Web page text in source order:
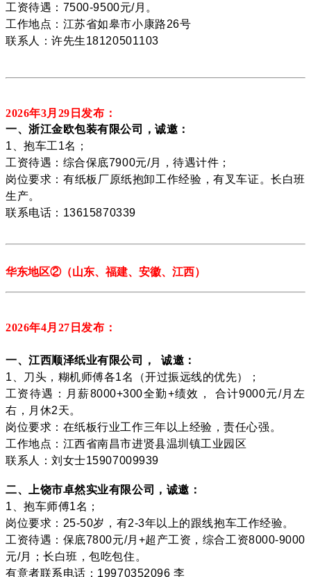
工资待遇：7500-9500元/月。
工作地点：江苏省如皋市小康路26号
联系人：许先生18120501103
2026年3月29 日发布：
一、浙江金欧包装有限公司，诚邀：
1、抱车工1名；
工资待遇：综合保底7900元/月，待遇计件；
岗位要求：有纸板厂原纸抱卸工作经验，有叉车证。长白班
生产。
联系电话：13615870339
华东地区②（山东、福建、安徽、江西）
2026年4月27 日发布：
一、江西顺泽纸业有限公司， 诚邀：
1、刀头，糊机师傅各1名（开过振远线的优先）；
工资待遇：月薪8000+300全勤+绩效， 合计9000元/月左
右，月休2天。
岗位要求：在纸板行业工作三年以上经验，责任心强。
工作地点：江西省南昌市进贤县温圳镇工业园区
联系人：刘女士15907009939
二、上饶市卓然实业有限公司，诚邀：
1、抱车师傅1名；
岗位要求：25-50岁，有2-3年以上的跟线抱车工作经验。
工资待遇：保底7800元/月+超产工资，综合工资8000-9000
元/月；长白班，包吃包住。
有意者联系电话：19970352096 李